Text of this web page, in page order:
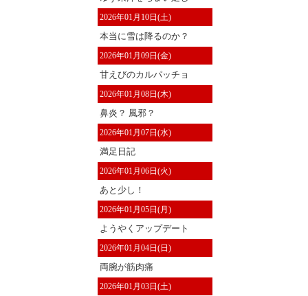
2026年01月10日(土)
本当に雪は降るのか？
2026年01月09日(金)
甘えびのカルパッチョ
2026年01月08日(木)
鼻炎？ 風邪？
2026年01月07日(水)
満足日記
2026年01月06日(火)
あと少し！
2026年01月05日(月)
ようやくアップデート
2026年01月04日(日)
両腕が筋肉痛
2026年01月03日(土)